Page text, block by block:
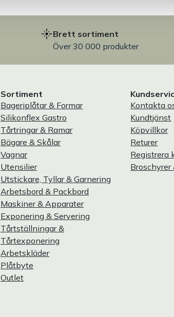
Brett sortiment
Över 30 000 produkter
Sortiment
Bageriplåtar & Formar
Silikonflex Gastro
Tårtringar & Ramar
Bägare & Skålar
Vagnar
Utensilier
Utstickare, Tyllar & Garnering
Arbetsbord & Packbord
Maskiner & Apparater
Exponering & Servering
Tårtställningar &
Tårtexponering
Arbetskläder
Plåtbyte
Outlet
Kontakta
Kundtjänst
Köpvillkor
Returer
Registrera
Broschyrer